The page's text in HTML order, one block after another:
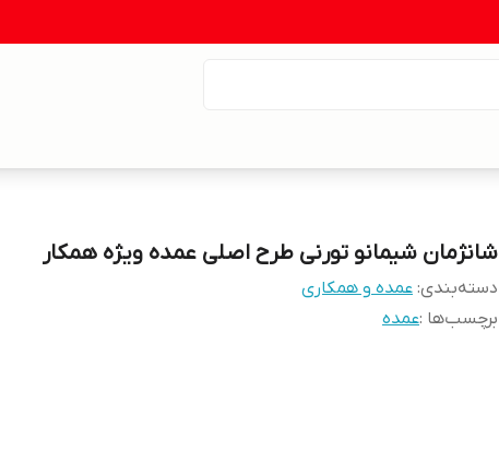
شانژمان شیمانو تورنی طرح اصلی عمده ویژه همکار
دسته‌بندی: عمده و همکاری
برچسب‌ها :عمده